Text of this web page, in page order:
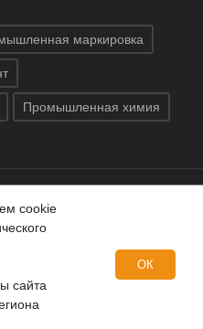
маркировка
Промышленная химия
ГК «Индатэк»
с сайта запрещено.
офертой, определяемой
437 (2) ГК РФ.
cookie
сайта
ОК